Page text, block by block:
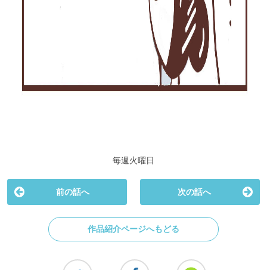
毎週火曜日
前の話へ 次の話へ
作品紹介ページへもどる